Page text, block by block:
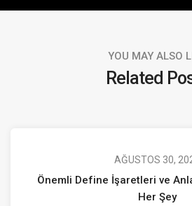
YOU MAY ALSO
Related
AĞUSTOS 30,
Önemli Define İşaretleri ve
Her Şey